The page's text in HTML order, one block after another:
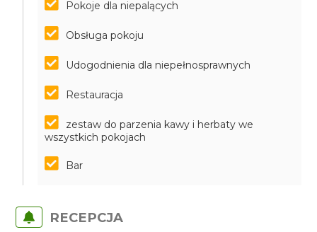
Pokoje dla niepalących
Obsługa pokoju
Udogodnienia dla niepełnosprawnych
Restauracja
zestaw do parzenia kawy i herbaty we
wszystkich pokojach
Bar
RECEPCJA